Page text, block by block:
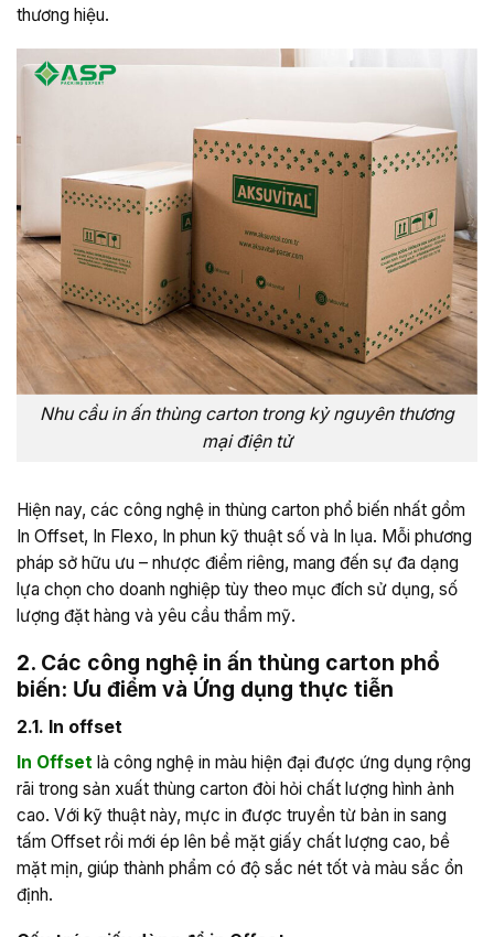
thương hiệu.
Nhu cầu in ấn thùng carton trong kỷ nguyên thương
mại điện tử
Hiện nay, các công nghệ in thùng carton phổ biến nhất gồm
In Offset, In Flexo, In phun kỹ thuật số và In lụa. Mỗi phương
pháp sở hữu ưu – nhược điểm riêng, mang đến sự đa dạng
lựa chọn cho doanh nghiệp tùy theo mục đích sử dụng, số
lượng đặt hàng và yêu cầu thẩm mỹ.
2. Các công nghệ in ấn thùng carton phổ
biến: Ưu điểm và Ứng dụng thực tiễn
2.1. In offset
In Offset là công nghệ in màu hiện đại được ứng dụng rộng
rãi trong sản xuất thùng carton đòi hỏi chất lượng hình ảnh
cao. Với kỹ thuật này, mực in được truyền từ bản in sang
tấm Offset rồi mới ép lên bề mặt giấy chất lượng cao, bề
mặt mịn, giúp thành phẩm có độ sắc nét tốt và màu sắc ổn
định.